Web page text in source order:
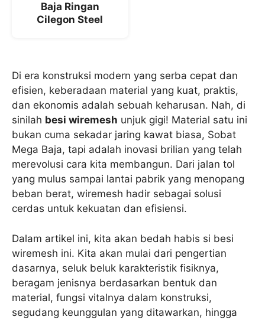
Baja Ringan
Cilegon Steel
Di era konstruksi modern yang serba cepat dan
efisien, keberadaan material yang kuat, praktis,
dan ekonomis adalah sebuah keharusan. Nah, di
sinilah besi wiremesh unjuk gigi! Material satu ini
bukan cuma sekadar jaring kawat biasa, Sobat
Mega Baja, tapi adalah inovasi brilian yang telah
merevolusi cara kita membangun. Dari jalan tol
yang mulus sampai lantai pabrik yang menopang
beban berat, wiremesh hadir sebagai solusi
cerdas untuk kekuatan dan efisiensi.
Dalam artikel ini, kita akan bedah habis si besi
wiremesh ini. Kita akan mulai dari pengertian
dasarnya, seluk beluk karakteristik fisiknya,
beragam jenisnya berdasarkan bentuk dan
material, fungsi vitalnya dalam konstruksi,
segudang keunggulan yang ditawarkan, hingga